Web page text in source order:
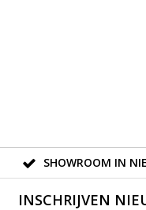
SHOWROOM IN
INSCHRIJVEN